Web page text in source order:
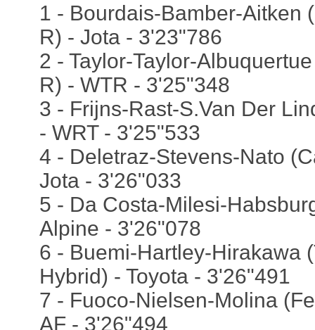
1 - Bourdais-Bamber-Aitken
R) - Jota - 3'23"786
2 - Taylor-Taylor-
R) - WTR - 3'25"348
3 - Frijns-Rast-S.Van Der
- WRT - 3'25"533
4 - Deletraz-Stevens-Nato
Jota - 3'26"033
5 - Da Costa-Milesi-
Alpine - 3'26"078
6 - Buemi-Hartley-Hirakawa
Hybrid) - Toyota - 3'26"491
7 - Fuoco-Nielsen-Molina
AF - 3'26"494